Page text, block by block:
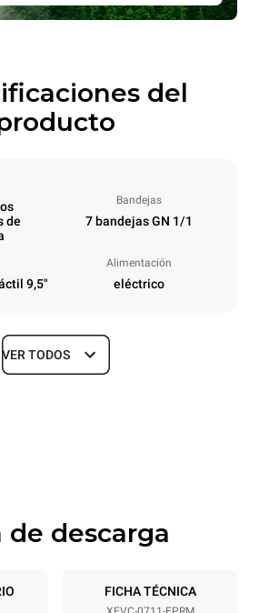
del
de
Bandejas
7 bandejas GN 1/1
9,5"
Alimentación
eléctrico
Tamaños
de la bandeja
GN 1/1
VER TODOS
de descarga
FICHA TÉCNICA